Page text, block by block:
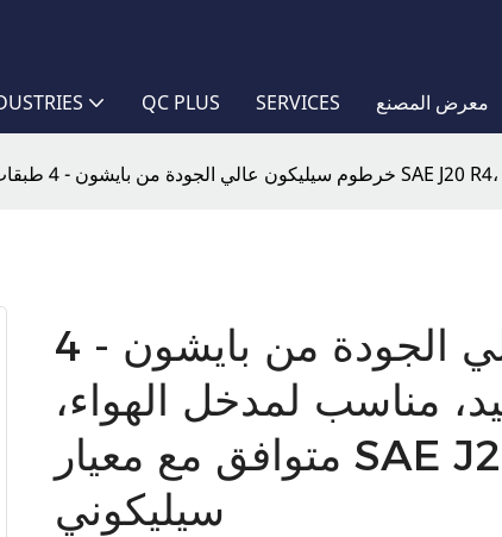
QC PLUS SERVICES معرض المصنع
خرطوم سيليكون عالي الجودة من بايشون - 4
مناسب لمدخل الهواء،
متوافق مع معيار SAE J20 R4، خرطوم مطاطي
سيليكوني